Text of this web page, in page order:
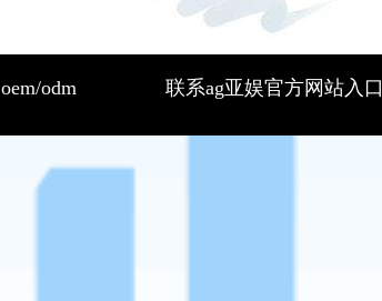
oem/odm 联系ag亚娱官方网站入口